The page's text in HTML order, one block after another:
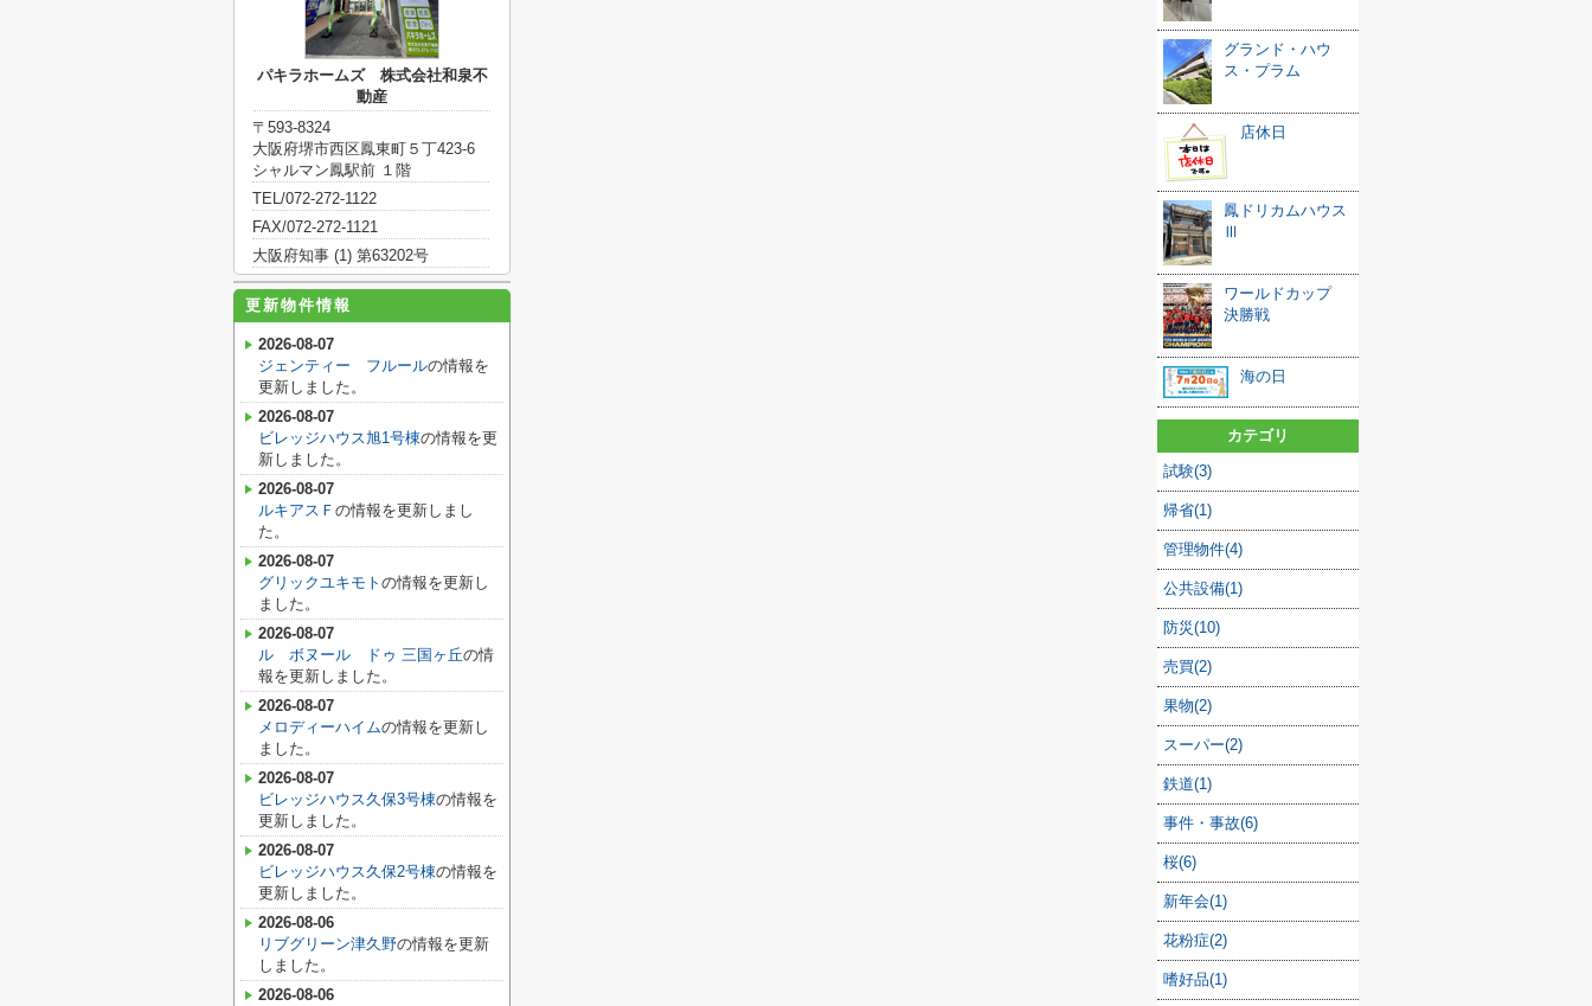
グランド・ハウ
ス・プラム
店休日
鳳ドリカムハウス
Ⅲ
ワールドカップ
決勝戦
海の日
カテゴリ
試験(3)
帰省(1)
管理物件(4)
公共設備(1)
防災(10)
売買(2)
果物(2)
スーパー(2)
鉄道(1)
事件・事故(6)
桜(6)
新年会(1)
花粉症(2)
嗜好品(1)
パキラホームズ 株式会社和泉不
動産
〒593-8324
大阪府堺市西区鳳東町５丁423-6
シャルマン鳳駅前 １階
TEL/072-272-1122
FAX/072-272-1121
大阪府知事 (1) 第63202号
更新物件情報
2026-08-07
ジェンティー フルールの情報を
更新しました。
2026-08-07
ビレッジハウス旭1号棟の情報を更
新しました。
2026-08-07
ルキアスＦ の情報を更新しまし
た。
2026-08-07
グリックユキモト の情報を更新し
ました。
2026-08-07
ル ボヌール ドゥ 三国ヶ丘の情
報を更新しました。
2026-08-07
メロディーハイムの情報を更新し
ました。
2026-08-07
ビレッジハウス久保3号棟の情報を
更新しました。
2026-08-07
ビレッジハウス久保2号棟の情報を
更新しました。
2026-08-06
リブグリーン津久野の情報を更新
しました。
2026-08-06